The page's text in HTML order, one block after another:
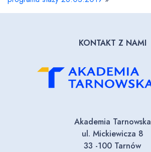
KONTAKT Z NAMI
Akademia Tarnowska
ul. Mickiewicza 8
33 -100 Tarnów